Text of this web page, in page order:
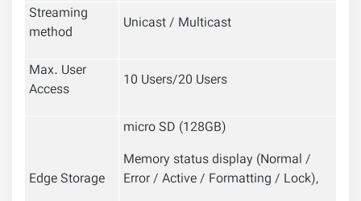
Streaming
method
Unicast / Multicast
Max. User
Access
10 Users/20 Users
Edge Storage
micro SD (128GB)
Memory status display (Normal /
Error / Active / Formatting / Lock),